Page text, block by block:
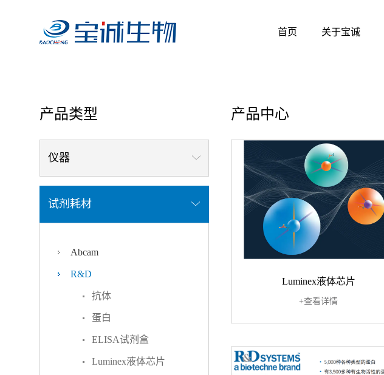
首页 关于宝诚
产品类型
仪器
试剂耗材
Abcam
R&D
抗体
蛋白
ELISA试剂盒
Luminex液体芯片
产品中心
Luminex液体芯片
+查看详情